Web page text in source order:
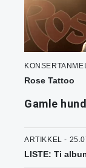
Rose Tattoo
Gamle
ARTIKKEL -
LISTE: Ti